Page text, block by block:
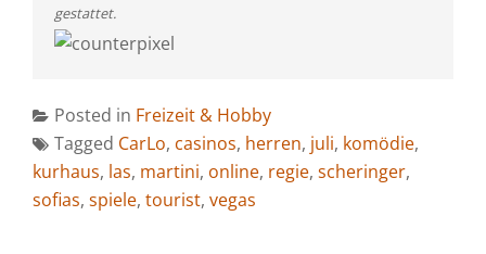
gestattet.
Posted in Freizeit & Hobby
Tagged CarLo, casinos, herren, juli, komödie,
kurhaus, las, martini, online, regie, scheringer,
sofias, spiele, tourist, vegas